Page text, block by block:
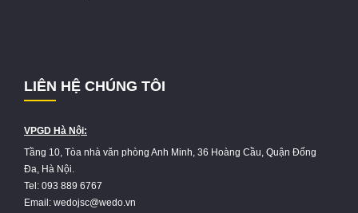
LIÊN HỆ CHÚNG TÔI
VPGD Hà Nội:
Tầng 10, Tòa nhà văn phòng Anh Minh, 36 Hoàng Cầu, Quận Đống
Đa, Hà Nội.
Tel: 093 889 6767
Email: wedojsc@wedo.vn